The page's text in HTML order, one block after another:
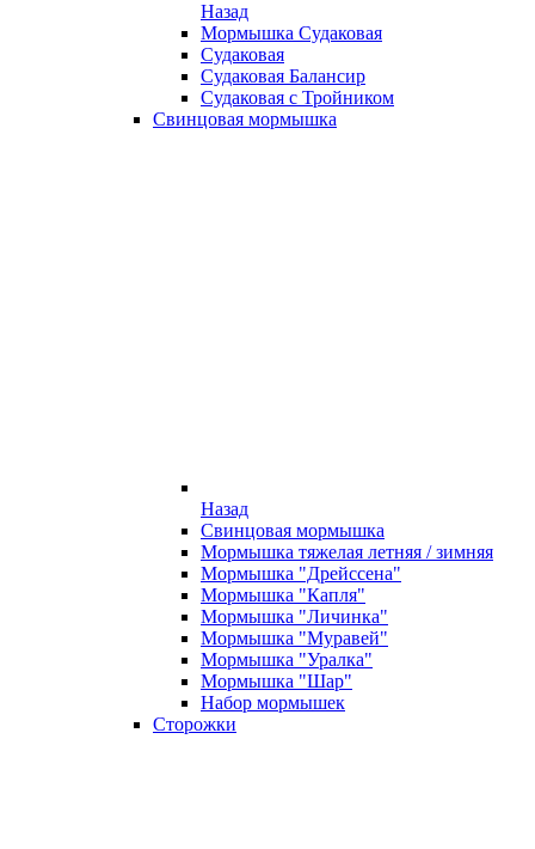
Назад
Мормышка Судаковая
Судаковая
Судаковая Балансир
Судаковая с Тройником
Свинцовая мормышка
Назад
Свинцовая мормышка
Мормышка тяжелая летняя / зимняя
Мормышка "Дрейссена"
Мормышка "Капля"
Мормышка "Личинка"
Мормышка "Муравей"
Мормышка "Уралка"
Мормышка "Шар"
Набор мормышек
Сторожки